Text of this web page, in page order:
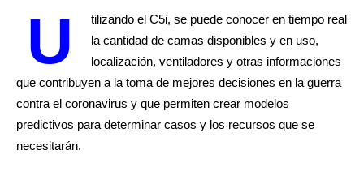
U
tilizando el C5i, se puede conocer en tiempo real
la cantidad de camas disponibles y en uso,
localización, ventiladores y otras informaciones
que contribuyen a la toma de mejores decisiones en la guerra
contra el coronavirus y que permiten crear modelos
predictivos para determinar casos y los recursos que se
necesitarán.